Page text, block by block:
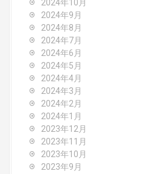
2024年10月
2024年9月
2024年8月
2024年7月
2024年6月
2024年5月
2024年4月
2024年3月
2024年2月
2024年1月
2023年12月
2023年11月
2023年10月
2023年9月